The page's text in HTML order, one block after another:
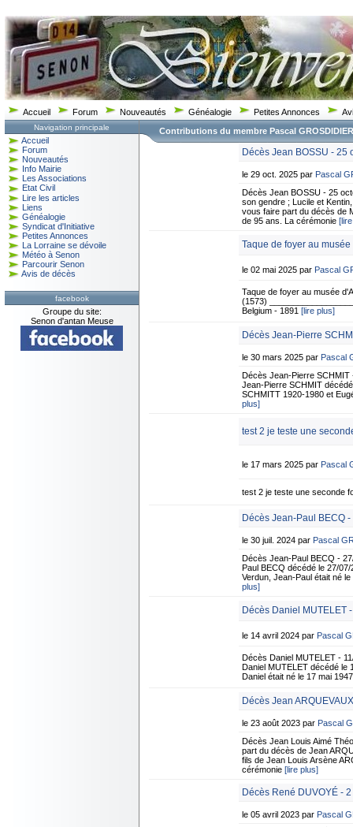
Accueil Forum Nouveautés Généalogie Petites Annonces
Navigation principale
Accueil
Forum
Nouveautés
Info Mairie
Les Associations
Etat Civil
Lire les articles
Liens
Généalogie
Syndicat d'Initiative
Petites Annonces
La Lorraine se dévoile
Météo à Senon
Parcourir Senon
Avis de décès
facebook
Groupe du site:
Senon d'antan Meuse
Contributions du membre Pascal GROSDIDIER
Décès Jean BOSSU - 25
le 29 oct. 2025 par Pascal
Décès Jean BOSSU - 25
son gendre ; Lucile et
vous faire part du décès de
de 95 ans. La cérémonie
Taque de foyer au
le 02 mai 2025 par Pascal
Taque de foyer au musée
(1573)
Belgium - 1891 [lire plus]
Décès Jean-Pierre
le 30 mars 2025 par Pascal
Décès Jean-Pierre SCHMIT
Jean-Pierre SCHMIT
SCHMITT 1920-1980 et
plus]
test 2 je teste une
le 17 mars 2025 par Pascal
test 2 je teste une seconde
Décès Jean-Paul BECQ
le 30 juil. 2024 par Pascal
Décès Jean-Paul BECQ -
Paul BECQ décédé le 27/
Verdun, Jean-Paul était né
plus]
Décès Daniel MUTELET
le 14 avril 2024 par Pascal
Décès Daniel MUTELET -
Daniel MUTELET décédé le
Daniel était né le 17 mai
Décès Jean
le 23 août 2023 par Pascal
Décès Jean Louis Aimé
part du décès de Jean
fils de Jean Louis Arsène
cérémonie [lire plus]
Décès René DUVOYÉ -
le 05 avril 2023 par Pascal